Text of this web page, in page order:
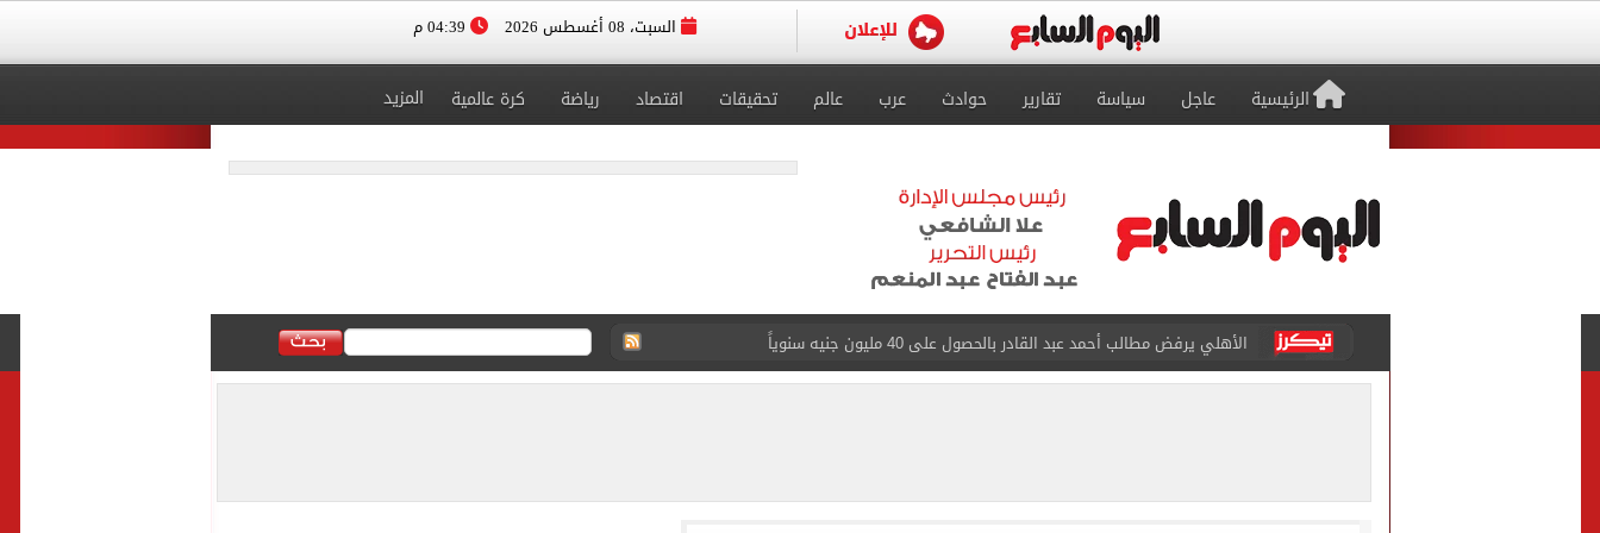
السبت، 08 أغسطس 2026
الرئيسية عاجل سياسة تقارير حوادث عرب عالم تحقيقات اقتصاد رياضة كرة عالمية المزيد
حقيقة خلاف معتمد جمال وعبد الناصر محمد فى الزمالك بسبب المباريات الودية
كاف يمنح مصر حق استضافة أمم أفريقيا تحت 23 عاماً 2027
الإسكان: طرح فرص استثمارية متنوعة من خلال منصتى الاستثمار المصري والأجنبي